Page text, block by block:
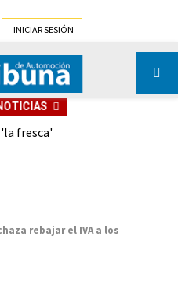
INICIAR SESIÓN
fresca'
rebajar el IVA a los